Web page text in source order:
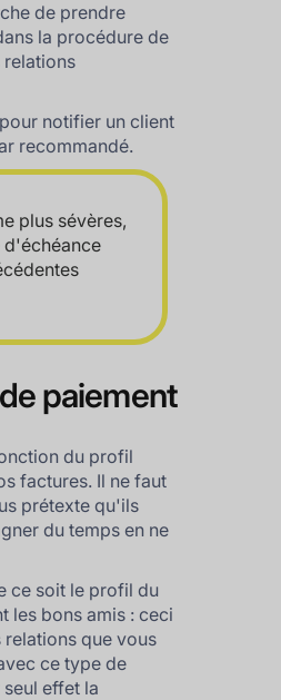
de prendre
la procédure de
relations
notifier un client
recommandé.
plus sévères,
d'échéance
paiement
du profil
factures. Il ne faut
prétexte qu'ils
du temps en ne
ce soit le profil du
les bons amis : ceci
que vous
ce type de
effet la